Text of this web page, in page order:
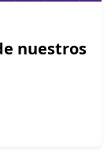
nuestros